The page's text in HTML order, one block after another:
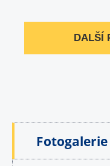
DALŠÍ
Fotogalerie